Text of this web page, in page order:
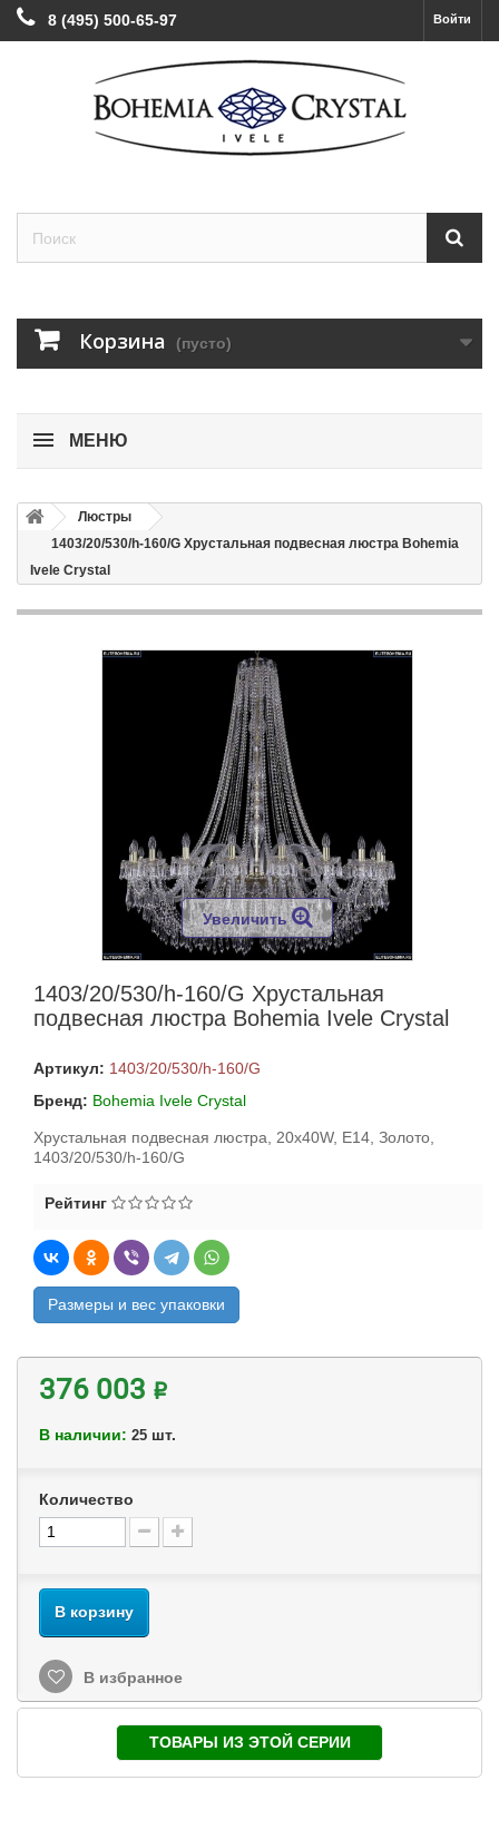
Войти
8 (495) 500-65-97
Корзина (пусто)
МЕНЮ
Люстры
1403/20/530/h-160/G Хрустальная подвесная люстра Bohemia
Ivele Crystal
Увеличить
1403/20/530/h-160/G Хрустальная
подвесная люстра Bohemia Ivele Crystal
Артикул: 1403/20/530/h-160/G
Бренд: Bohemia Ivele Crystal
Хрустальная подвесная люстра, 20x40W, E14, Золото,
1403/20/530/h-160/G
Рейтинг
Размеры и вес упаковки
376 003 ₽
В наличии: 25 шт.
Количество
В корзину
В избранное
ТОВАРЫ ИЗ ЭТОЙ СЕРИИ